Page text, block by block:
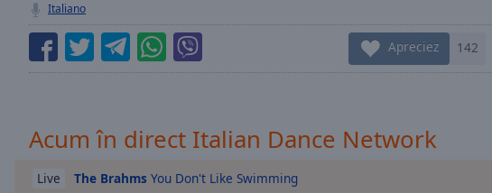
Remaining
Time-
Italiano
Apreciez 142
Acum în direct Italian Dance Network
Live The Brahms You Don't Like Swimming